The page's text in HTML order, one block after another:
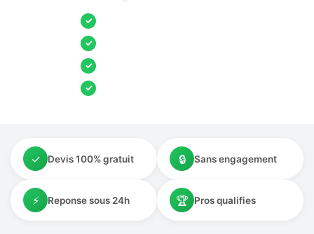
✓
✓
✓
✓
✓ Devis 100% gratuit 🔒 Sans engagement
⚡ Reponse sous 24h 🏆 Pros qualifies